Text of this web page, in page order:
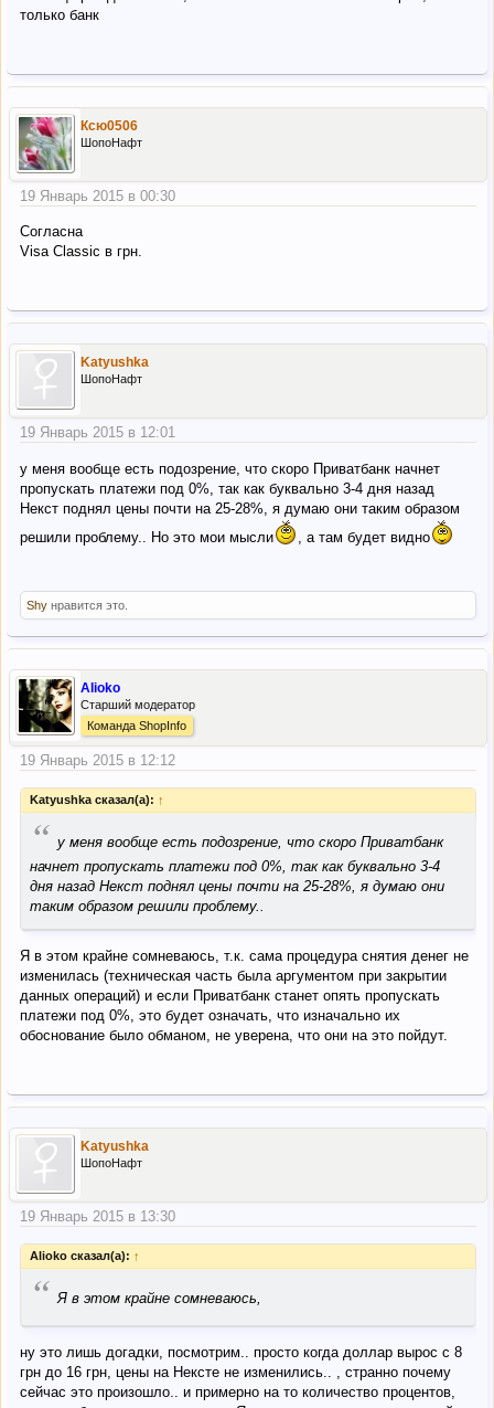
только банк
Ксю0506
ШопоНафт
19 Январь 2015 в 00:30
Согласна
Visa Classic в грн.
Katyushka
ШопоНафт
19 Январь 2015 в 12:01
у меня вообще есть подозрение, что скоро Приватбанк начнет
пропускать платежи под 0%, так как буквально 3-4 дня назад
Некст поднял цены почти на 25-28%, я думаю они таким образом
решили проблему.. Но это мои мысли
, а там будет видно
Shy нравится это.
Alioko
Старший модератор
Команда ShopInfo
19 Январь 2015 в 12:12
Katyushka сказал(а): ↑
“ у меня вообще есть подозрение, что скоро Приватбанк
начнет пропускать платежи под 0%, так как буквально 3-4
дня назад Некст поднял цены почти на 25-28%, я думаю они
таким образом решили проблему..
Я в этом крайне сомневаюсь, т.к. сама процедура снятия денег не
изменилась (техническая часть была аргументом при закрытии
данных операций) и если Приватбанк станет опять пропускать
платежи под 0%, это будет означать, что изначально их
обоснование было обманом, не уверена, что они на это пойдут.
Katyushka
ШопоНафт
19 Январь 2015 в 13:30
Alioko сказал(а): ↑
“ Я в этом крайне сомневаюсь,
ну это лишь догадки, посмотрим.. просто когда доллар вырос с 8
грн до 16 грн, цены на Нексте не изменились.. , странно почему
сейчас это произошло.. и примерно на то количество процентов,